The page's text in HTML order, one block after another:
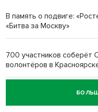
В память о подвиге:
«Битва за Москву»
700 участников соберёт
волонтёров в
Честный выбор:
объективность